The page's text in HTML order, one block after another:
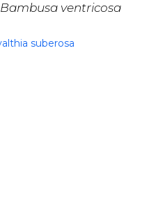
Bambusa ventricosa